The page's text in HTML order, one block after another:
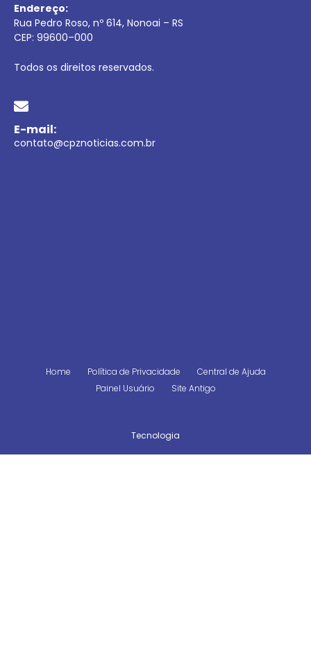
Endereço:
Rua Pedro Roso, nº 614, Nonoai – RS
CEP: 99600–000
Todos os direitos reservados.
E-mail:
contato@cpznoticias.com.br
Home Política de Privacidade
Central de Ajuda
Painel Usuário
Site Antigo
Tecnologia